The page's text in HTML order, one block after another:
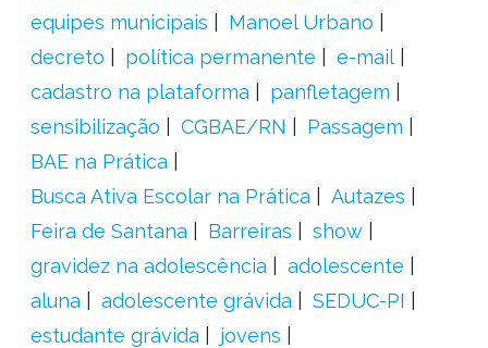
equipes municipais
Manoel Urbano
decreto
política permanente
e-mail
cadastro na plataforma
panfletagem
sensibilização
CGBAE/RN
Passagem
BAE na Prática
Busca Ativa Escolar na Prática
Autazes
Feira de Santana
Barreiras
show
gravidez na adolescência
adolescente
aluna
adolescente grávida
SEDUC-PI
estudante grávida
jovens